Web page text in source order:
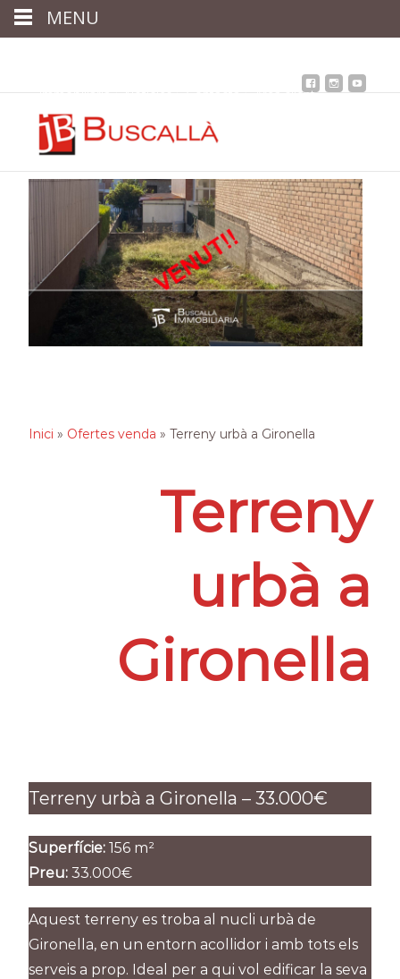
Immobiliària Notícies Contacta Àrea client
Inici » Ofertes venda » Terreny urbà a Gironella
Terreny
urbà a
Gironella
Terreny urbà a Gironella – 33.000€
Superfície: 156 m²
Preu: 33.000€
Aquest terreny es troba al nucli urbà de
Gironella, en un entorn acollidor i amb tots els
serveis a prop. Ideal per a qui vol edificar la seva
MENU